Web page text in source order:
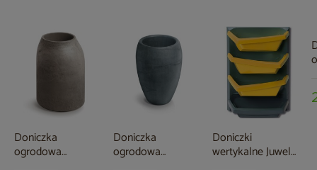
Doniczka
ogrodowa
Doniczka
ogrodowa
Doniczki
wertykalne Juwel